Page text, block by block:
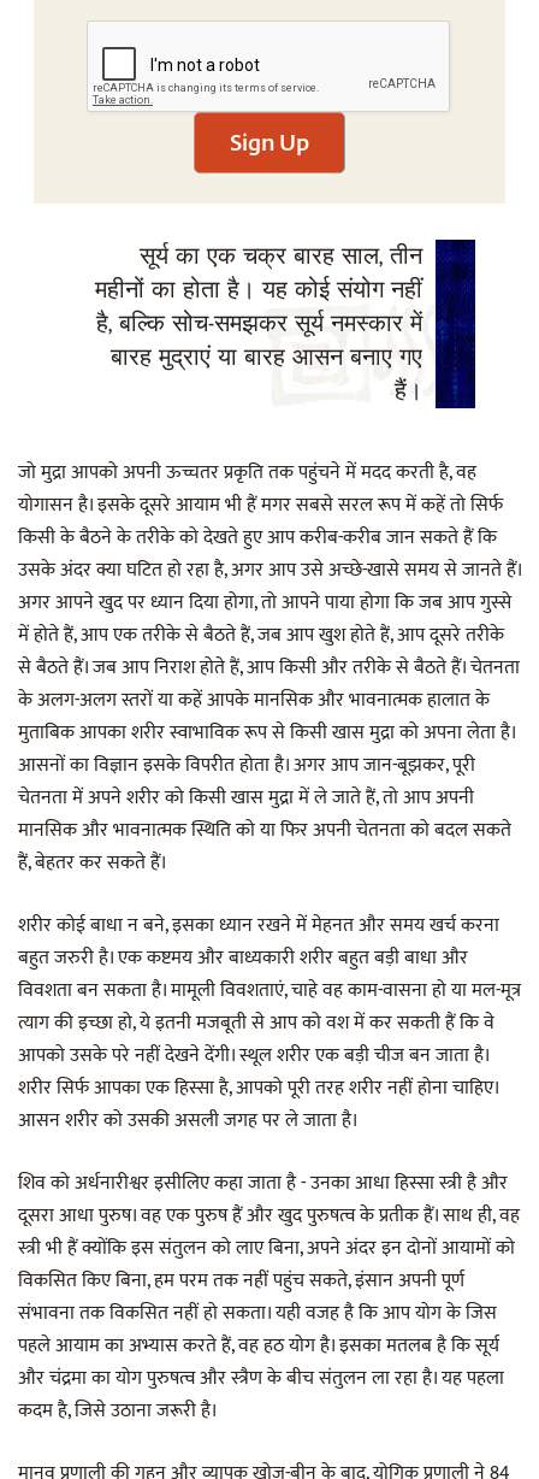
Sign Up
सूर्य का एक चक्र बारह साल, तीन
महीनों का होता है। यह कोई संयोग नहीं
है, बल्कि सोच-समझकर सूर्य नमस्कार में
बारह मुद्राएं या बारह आसन बनाए गए
हैं।
जो मुद्रा आपको अपनी ऊच्चतर प्रकृति तक पहुंचने में मदद करती है, वह
योगासन है। इसके दूसरे आयाम भी हैं मगर सबसे सरल रूप में कहें तो सिर्फ
किसी के बैठने के तरीके को देखते हुए आप करीब-करीब जान सकते हैं कि
उसके अंदर क्या घटित हो रहा है, अगर आप उसे अच्छे-खासे समय से जानते हैं।
अगर आपने खुद पर ध्यान दिया होगा, तो आपने पाया होगा कि जब आप गुस्से
में होते हैं, आप एक तरीके से बैठते हैं, जब आप खुश होते हैं, आप दूसरे तरीके
से बैठते हैं। जब आप निराश होते हैं, आप किसी और तरीके से बैठते हैं। चेतनता
के अलग-अलग स्तरों या कहें आपके मानसिक और भावनात्मक हालात के
मुताबिक आपका शरीर स्वाभाविक रूप से किसी खास मुद्रा को अपना लेता है।
आसनों का विज्ञान इसके विपरीत होता है। अगर आप जान-बूझकर, पूरी
चेतनता में अपने शरीर को किसी खास मुद्रा में ले जाते हैं, तो आप अपनी
मानसिक और भावनात्मक स्थिति को या फिर अपनी चेतनता को बदल सकते
हैं, बेहतर कर सकते हैं।
शरीर कोई बाधा न बने, इसका ध्यान रखने में मेहनत और समय खर्च करना
बहुत जरुरी है। एक कष्टमय और बाध्यकारी शरीर बहुत बड़ी बाधा और
विवशता बन सकता है। मामूली विवशताएं, चाहे वह काम-वासना हो या मल-मूत्र
त्याग की इच्छा हो, ये इतनी मजबूती से आप को वश में कर सकती हैं कि वे
आपको उसके परे नहीं देखने देंगी। स्थूल शरीर एक बड़ी चीज बन जाता है।
शरीर सिर्फ आपका एक हिस्सा है, आपको पूरी तरह शरीर नहीं होना चाहिए।
आसन शरीर को उसकी असली जगह पर ले जाता है।
शिव को अर्धनारीश्वर इसीलिए कहा जाता है - उनका आधा हिस्सा स्त्री है और
दूसरा आधा पुरुष। वह एक पुरुष हैं और खुद पुरुषत्व के प्रतीक हैं। साथ ही, वह
स्त्री भी हैं क्योंकि इस संतुलन को लाए बिना, अपने अंदर इन दोनों आयामों को
विकसित किए बिना, हम परम तक नहीं पहुंच सकते, इंसान अपनी पूर्ण
संभावना तक विकसित नहीं हो सकता। यही वजह है कि आप योग के जिस
पहले आयाम का अभ्यास करते हैं, वह हठ योग है। इसका मतलब है कि सूर्य
और चंद्रमा का योग पुरुषत्व और स्त्रैण के बीच संतुलन ला रहा है। यह पहला
कदम है, जिसे उठाना जरूरी है।